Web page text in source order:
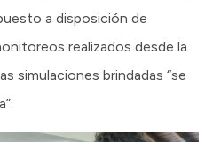
a disposición de
realizados desde la
simulaciones brindadas “se